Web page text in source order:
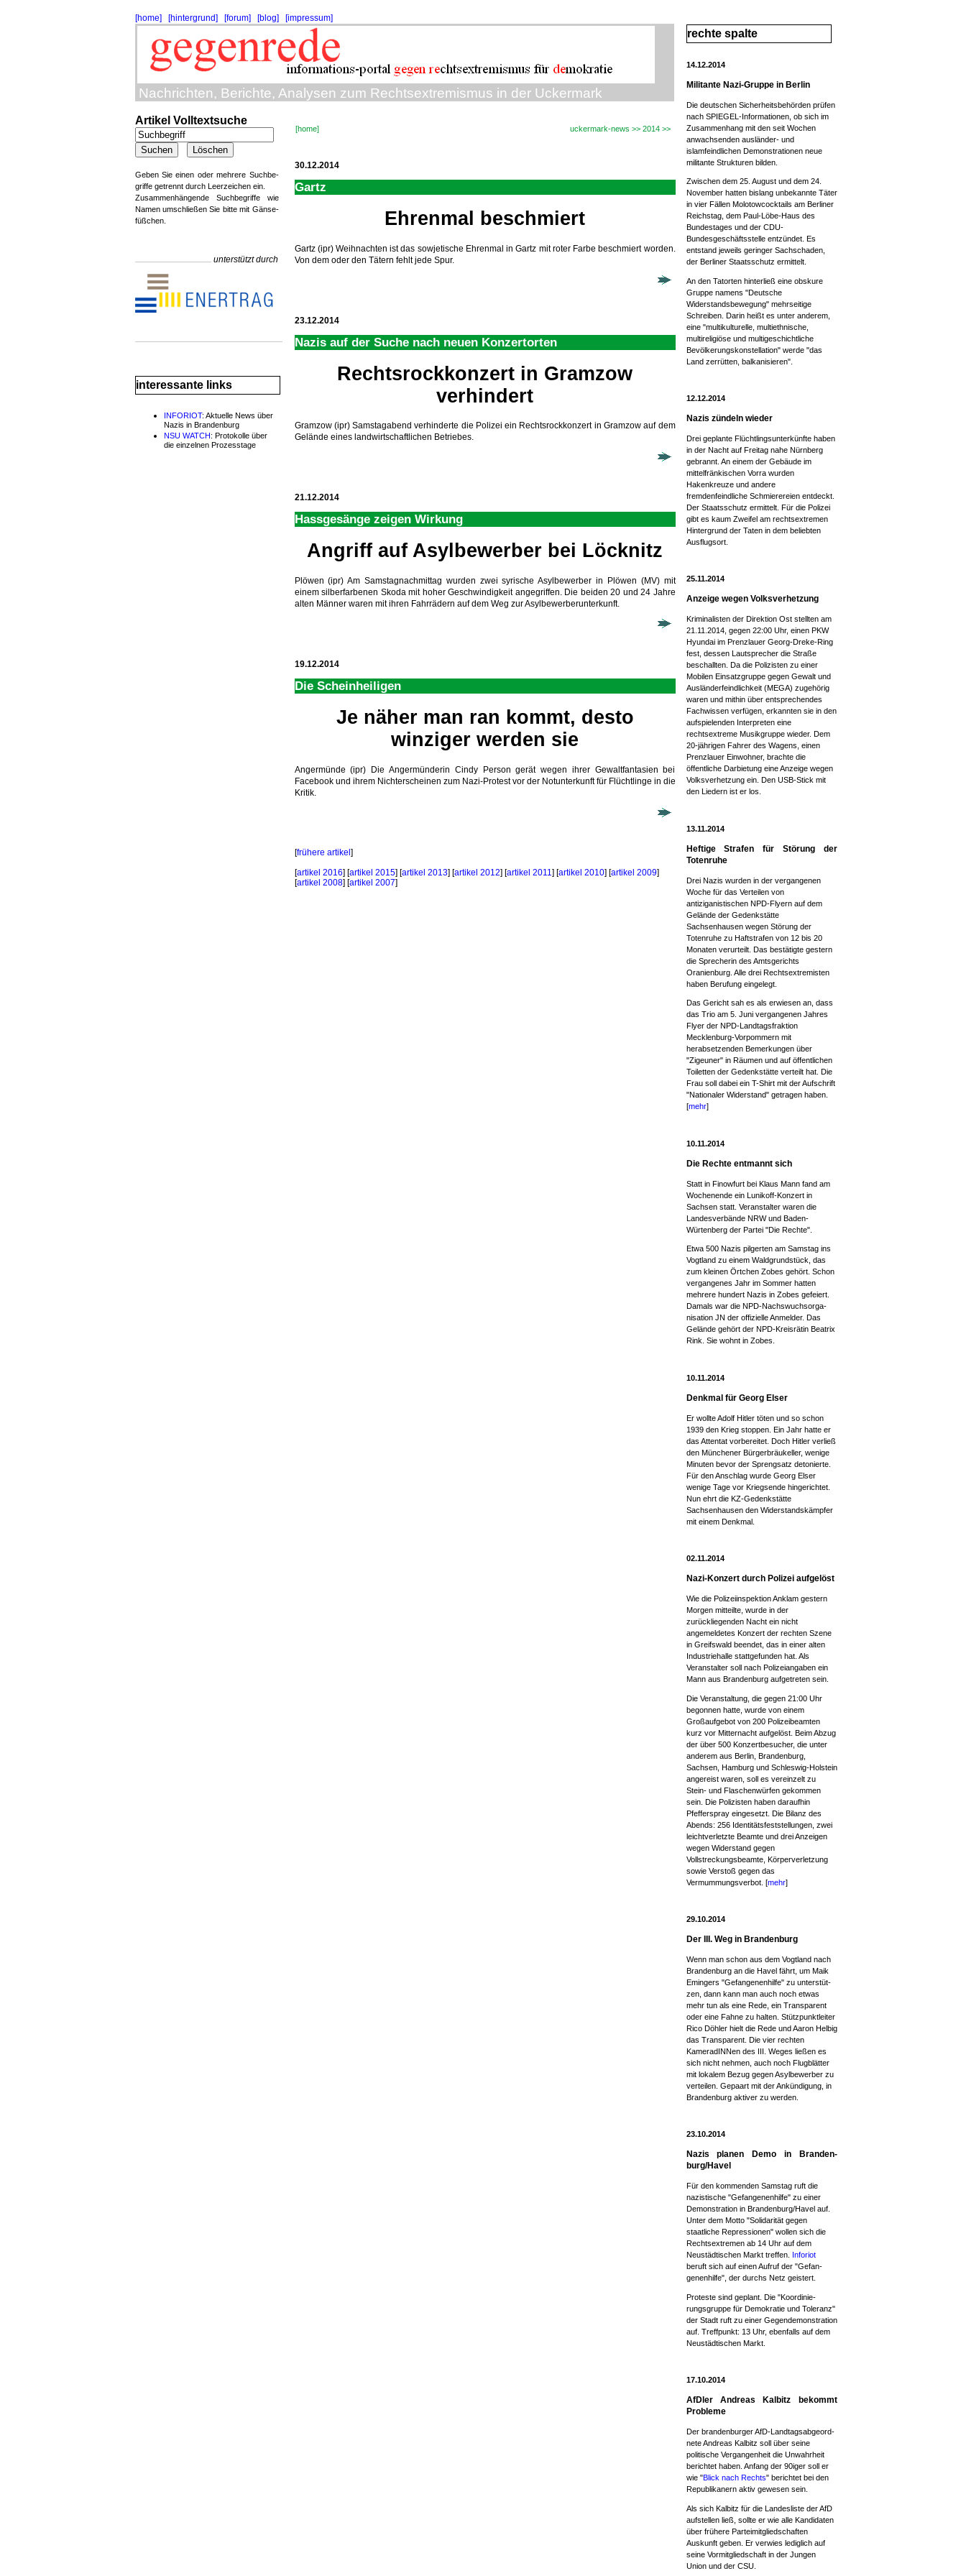
[home] [hintergrund] [forum] [blog] [impressum]
Nachrichten, Berichte, Analysen zum Rechtsextremismus in der Uckermark
Artikel Volltextsuche
Geben Sie einen oder mehrere Suchbe-
griffe getrennt durch Leerzeichen ein.
Zusammenhängende Suchbegriffe wie
Namen umschließen Sie bitte mit Gänse-
füßchen.
unterstützt durch
interessante links
INFORIOT: Aktuelle News über
Nazis in Brandenburg
NSU WATCH: Protokolle über
die einzelnen Prozesstage
[home] uckermark-news >> 2014 >>
30.12.2014
Gartz
Ehrenmal beschmiert
Gartz (ipr) Weihnachten ist das sowjetische Ehrenmal in Gartz mit roter Farbe beschmiert worden.
Von dem oder den Tätern fehlt jede Spur.
23.12.2014
Nazis auf der Suche nach neuen Konzertorten
Rechtsrockkonzert in Gramzow
verhindert
Gramzow (ipr) Samstagabend verhinderte die Polizei ein Rechtsrockkonzert in Gramzow auf dem
Gelände eines landwirtschaftlichen Betriebes.
21.12.2014
Hassgesänge zeigen Wirkung
Angriff auf Asylbewerber bei Löcknitz
Plöwen (ipr) Am Samstagnachmittag wurden zwei syrische Asylbewerber in Plöwen (MV) mit
einem silberfarbenen Skoda mit hoher Geschwindigkeit angegriffen. Die beiden 20 und 24 Jahre
alten Männer waren mit ihren Fahrrädern auf dem Weg zur Asylbewerberunterkunft.
19.12.2014
Die Scheinheiligen
Je näher man ran kommt, desto
winziger werden sie
Angermünde (ipr) Die Angermünderin Cindy Person gerät wegen ihrer Gewaltfantasien bei
Facebook und ihrem Nichterscheinen zum Nazi-Protest vor der Notunterkunft für Flüchtlinge in die
Kritik.
[frühere artikel]
[artikel 2016] [artikel 2015] [artikel 2013] [artikel 2012] [artikel 2011] [artikel 2010] [artikel 2009]
[artikel 2008] [artikel 2007]
rechte spalte
14.12.2014
Militante Nazi-Gruppe in Berlin
Die deutschen Sicherheitsbehörden prüfen
nach SPIEGEL-Informationen, ob sich im
Zusammenhang mit den seit Wochen
anwachsenden ausländer- und
islamfeindlichen Demonstrationen neue
militante Strukturen bilden.
Zwischen dem 25. August und dem 24.
November hatten bislang unbekannte Täter
in vier Fällen Molotowcocktails am Berliner
Reichstag, dem Paul-Löbe-Haus des
Bundestages und der CDU-
Bundesgeschäftsstelle entzündet. Es
entstand jeweils geringer Sachschaden,
der Berliner Staatsschutz ermittelt.
An den Tatorten hinterließ eine obskure
Gruppe namens "Deutsche
Widerstandsbewegung" mehrseitige
Schreiben. Darin heißt es unter anderem,
eine "multikulturelle, multiethnische,
multireligiöse und multigeschichtliche
Bevölkerungskonstellation" werde "das
Land zerrütten, balkanisieren".
12.12.2014
Nazis zündeln wieder
Drei geplante Flüchtlingsunterkünfte haben
in der Nacht auf Freitag nahe Nürnberg
gebrannt. An einem der Gebäude im
mittelfränkischen Vorra wurden
Hakenkreuze und andere
fremdenfeindliche Schmierereien entdeckt.
Der Staatsschutz ermittelt. Für die Polizei
gibt es kaum Zweifel am rechtsextremen
Hintergrund der Taten in dem beliebten
Ausflugsort.
25.11.2014
Anzeige wegen Volksverhetzung
Kriminalisten der Direktion Ost stellten am
21.11.2014, gegen 22:00 Uhr, einen PKW
Hyundai im Prenzlauer Georg-Dreke-Ring
fest, dessen Lautsprecher die Straße
beschallten. Da die Polizisten zu einer
Mobilen Einsatzgruppe gegen Gewalt und
Ausländerfeindlichkeit (MEGA) zugehörig
waren und mithin über entsprechendes
Fachwissen verfügen, erkannten sie in den
aufspielenden Interpreten eine
rechtsextreme Musikgruppe wieder. Dem
20-jährigen Fahrer des Wagens, einen
Prenzlauer Einwohner, brachte die
öffentliche Darbietung eine Anzeige wegen
Volksverhetzung ein. Den USB-Stick mit
den Liedern ist er los.
13.11.2014
Heftige Strafen für Störung der
Totenruhe
Drei Nazis wurden in der vergangenen
Woche für das Verteilen von
antiziganistischen NPD-Flyern auf dem
Gelände der Gedenkstätte
Sachsenhausen wegen Störung der
Totenruhe zu Haftstrafen von 12 bis 20
Monaten verurteilt. Das bestätigte gestern
die Sprecherin des Amtsgerichts
Oranienburg. Alle drei Rechtsextremisten
haben Berufung eingelegt.
Das Gericht sah es als erwiesen an, dass
das Trio am 5. Juni vergangenen Jahres
Flyer der NPD-Landtagsfraktion
Mecklenburg-Vorpommern mit
herabsetzenden Bemerkungen über
"Zigeuner" in Räumen und auf öffentlichen
Toiletten der Gedenkstätte verteilt hat. Die
Frau soll dabei ein T-Shirt mit der Aufschrift
"Nationaler Widerstand" getragen haben.
[mehr]
10.11.2014
Die Rechte entmannt sich
Statt in Finowfurt bei Klaus Mann fand am
Wochenende ein Lunikoff-Konzert in
Sachsen statt. Veranstalter waren die
Landesverbände NRW und Baden-
Würtenberg der Partei "Die Rechte".
Etwa 500 Nazis pilgerten am Samstag ins
Vogtland zu einem Waldgrundstück, das
zum kleinen Örtchen Zobes gehört. Schon
vergangenes Jahr im Sommer hatten
mehrere hundert Nazis in Zobes gefeiert.
Damals war die NPD-Nachswuchsorga-
nisation JN der offizielle Anmelder. Das
Gelände gehört der NPD-Kreisrätin Beatrix
Rink. Sie wohnt in Zobes.
10.11.2014
Denkmal für Georg Elser
Er wollte Adolf Hitler töten und so schon
1939 den Krieg stoppen. Ein Jahr hatte er
das Attentat vorbereitet. Doch Hitler verließ
den Münchener Bürgerbräukeller, wenige
Minuten bevor der Sprengsatz detonierte.
Für den Anschlag wurde Georg Elser
wenige Tage vor Kriegsende hingerichtet.
Nun ehrt die KZ-Gedenkstätte
Sachsenhausen den Widerstandskämpfer
mit einem Denkmal.
02.11.2014
Nazi-Konzert durch Polizei aufgelöst
Wie die Polizeiinspektion Anklam gestern
Morgen mitteilte, wurde in der
zurückliegenden Nacht ein nicht
angemeldetes Konzert der rechten Szene
in Greifswald beendet, das in einer alten
Industriehalle stattgefunden hat. Als
Veranstalter soll nach Polizeiangaben ein
Mann aus Brandenburg aufgetreten sein.
Die Veranstaltung, die gegen 21:00 Uhr
begonnen hatte, wurde von einem
Großaufgebot von 200 Polizeibeamten
kurz vor Mitternacht aufgelöst. Beim Abzug
der über 500 Konzertbesucher, die unter
anderem aus Berlin, Brandenburg,
Sachsen, Hamburg und Schleswig-Holstein
angereist waren, soll es vereinzelt zu
Stein- und Flaschenwürfen gekommen
sein. Die Polizisten haben daraufhin
Pfefferspray eingesetzt. Die Bilanz des
Abends: 256 Identitätsfeststellungen, zwei
leichtverletzte Beamte und drei Anzeigen
wegen Widerstand gegen
Vollstreckungsbeamte, Körperverletzung
sowie Verstoß gegen das
Vermummungsverbot. [mehr]
29.10.2014
Der III. Weg in Brandenburg
Wenn man schon aus dem Vogtland nach
Brandenburg an die Havel fährt, um Maik
Emingers "Gefangenenhilfe" zu unterstüt-
zen, dann kann man auch noch etwas
mehr tun als eine Rede, ein Transparent
oder eine Fahne zu halten. Stützpunktleiter
Rico Döhler hielt die Rede und Aaron Helbig
das Transparent. Die vier rechten
KameradINNen des III. Weges ließen es
sich nicht nehmen, auch noch Flugblätter
mit lokalem Bezug gegen Asylbewerber zu
verteilen. Gepaart mit der Ankündigung, in
Brandenburg aktiver zu werden.
23.10.2014
Nazis planen Demo in Branden-
burg/Havel
Für den kommenden Samstag ruft die
nazistische "Gefangenenhilfe" zu einer
Demonstration in Brandenburg/Havel auf.
Unter dem Motto "Solidarität gegen
staatliche Repressionen" wollen sich die
Rechtsextremen ab 14 Uhr auf dem
Neustädtischen Markt treffen.
Inforiot
beruft sich auf einen Aufruf der "Gefan-
genenhilfe", der durchs Netz geistert.
Proteste sind geplant. Die "Koordinie-
rungsgruppe für Demokratie und Toleranz"
der Stadt ruft zu einer Gegendemonstration
auf. Treffpunkt: 13 Uhr, ebenfalls auf dem
Neustädtischen Markt.
17.10.2014
AfDler Andreas Kalbitz bekommt
Probleme
Der brandenburger AfD-Landtagsabgeord-
nete Andreas Kalbitz soll über seine
politische Vergangenheit die Unwahrheit
berichtet haben. Anfang der 90iger soll er
wie "Blick nach Rechts" berichtet bei den
Republikanern aktiv gewesen sein.
Als sich Kalbitz für die Landesliste der AfD
aufstellen ließ, sollte er wie alle Kandidaten
über frühere Parteimitgliedschaften
Auskunft geben. Er verwies lediglich auf
seine Vormitgliedschaft in der Jungen
Union und der CSU.